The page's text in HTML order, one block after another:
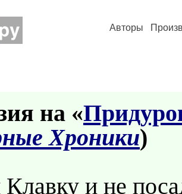
Авторы
на «
Хроники)
и не